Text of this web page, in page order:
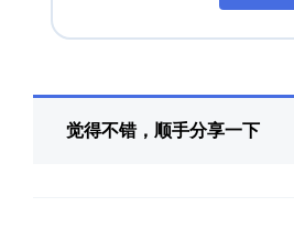
觉得不错，顺手分享一下